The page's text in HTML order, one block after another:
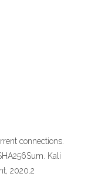
connections.
Kali
2020.2